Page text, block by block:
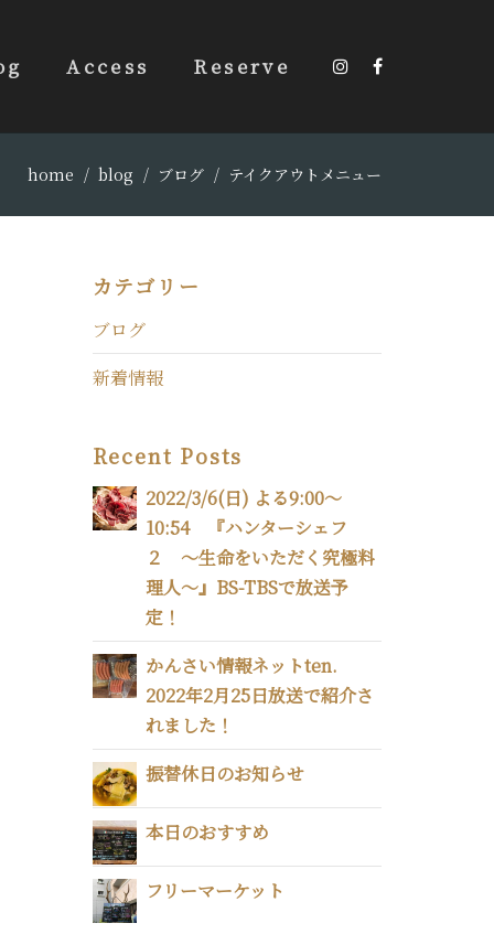
Access Reserve
home blog ブログ テイクアウトメニュー
カテゴリー
ブログ
新着情報
Recent Posts
2022/3/6(日) よる9:00～
10:54 『ハンターシェフ
２ 〜生命をいただく究極料
理人〜』BS-TBSで放送予
定！
かんさい情報ネットten.
2022年2月25日放送で紹介さ
れました！
振替休日のお知らせ
本日のおすすめ
フリーマーケット